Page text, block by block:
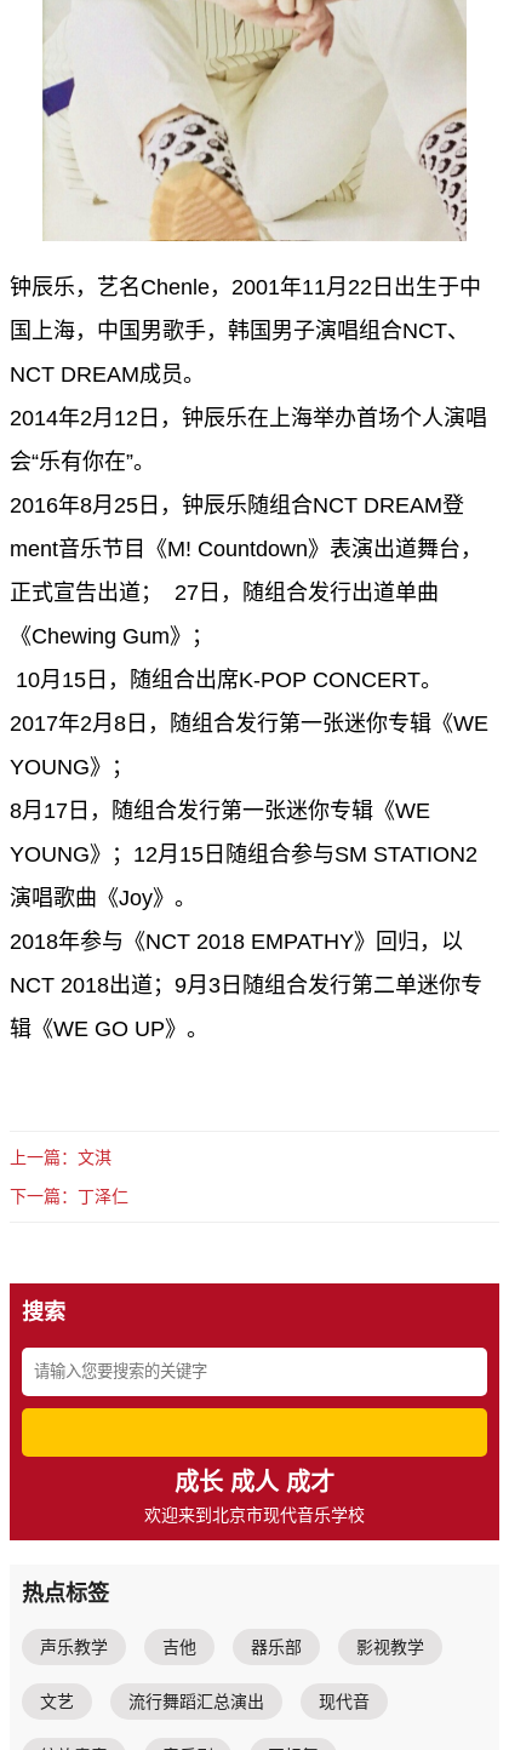
钟辰乐，艺名Chenle，2001年11月22日出生于中
国上海，中国男歌手，韩国男子演唱组合NCT、
NCT DREAM成员。
2014年2月12日，钟辰乐在上海举办首场个人演唱
会“乐有你在”。
2016年8月25日，钟辰乐随组合NCT DREAM登
ment音乐节目《M! Countdown》表演出道舞台，
正式宣告出道； 27日，随组合发行出道单曲
《Chewing Gum》；
10月15日，随组合出席K-POP CONCERT。
2017年2月8日，随组合发行第一张迷你专辑《WE
YOUNG》；
8月17日，随组合发行第一张迷你专辑《WE
YOUNG》；12月15日随组合参与SM STATION2
演唱歌曲《Joy》。
2018年参与《NCT 2018 EMPATHY》回归，以
NCT 2018出道；9月3日随组合发行第二单迷你专
辑《WE GO UP》。
上一篇：文淇
下一篇：丁泽仁
搜索
成长 成人 成才
欢迎来到北京市现代音乐学校
热点标签
声乐教学 吉他 器乐部 影视教学
文艺 流行舞蹈汇总演出 现代音